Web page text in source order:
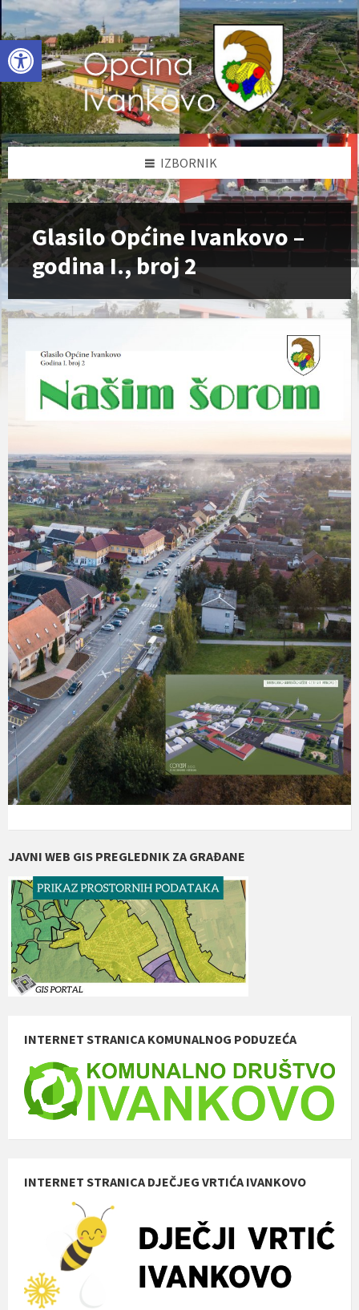
Open toolbar
Skip
to
content
Skip
to
left
sidebar
Skip
to
footer
IZBORNIK
Glasilo Općine Ivankovo –
godina I., broj 2
JAVNI WEB GIS PREGLEDNIK ZA GRAĐANE
INTERNET STRANICA KOMUNALNOG PODUZEĆA
INTERNET STRANICA DJEČJEG VRTIĆA IVANKOVO